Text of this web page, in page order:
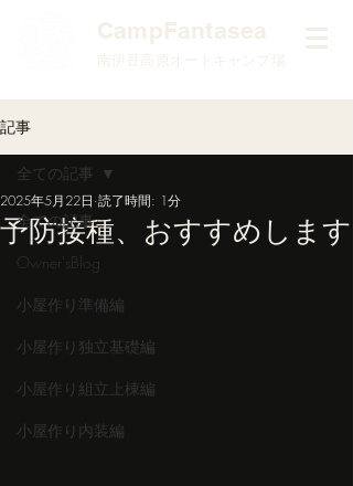
​CampFantasea
南伊豆高原オートキャンプ場
記事
全ての記事
Owner'sBlog
小屋作り準備編
小屋作り独立基礎編
小屋作り組立上棟編
小屋作り内装編
全ての記事
予防接種、おすすめします
2025年5月22日 読了時間: 1分